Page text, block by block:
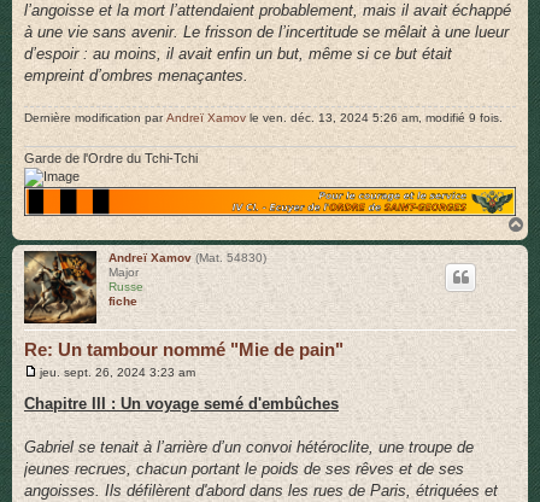
l’angoisse et la mort l’attendaient probablement, mais il avait échappé
à une vie sans avenir. Le frisson de l’incertitude se mêlait à une lueur
d’espoir : au moins, il avait enfin un but, même si ce but était
empreint d’ombres menaçantes.
Dernière modification parAndreï Xamov le ven. déc. 13, 2024 5:26 am, modifié 9 fois.
Garde de l'Ordre du Tchi-Tchi
H
a
u
Andreï Xamov (Mat. 54830)
Major
Russe
fiche
Re: Un tambour nommé "Mie de pain"
M
s
s
g
jeu. sept. 26, 2024 3:23 am
Chapitre III : Un voyage semé d'embûches
Gabriel se tenait à l’arrière d’un convoi hétéroclite, une troupe de
jeunes recrues, chacun portant le poids de ses rêves et de ses
angoisses. Ils défilèrent d'abord dans les rues de Paris, étriquées et